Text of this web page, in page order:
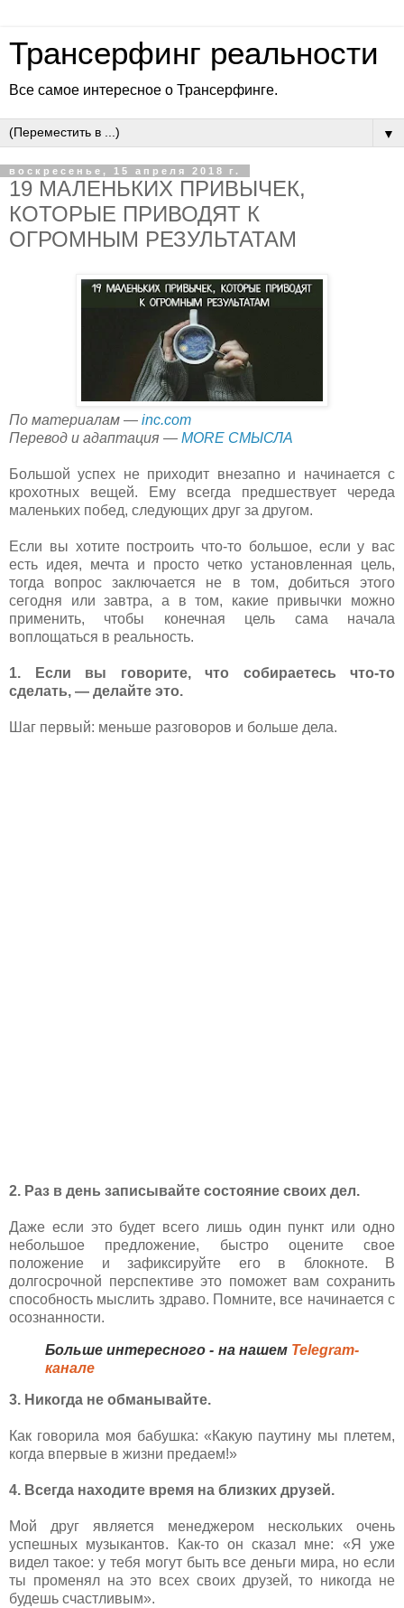
Трансерфинг реальности
Все самое интересное о Трансерфинге.
▼
воскресенье, 15 апреля 2018 г.
19 МАЛЕНЬКИХ ПРИВЫЧЕК,
КОТОРЫЕ ПРИВОДЯТ К
ОГРОМНЫМ РЕЗУЛЬТАТАМ
По материалам — inc.com
Перевод и адаптация — MORE СМЫСЛА
Большой успех не приходит внезапно и начинается с
крохотных вещей. Ему всегда предшествует череда
маленьких побед, следующих друг за другом.
Если вы хотите построить что-то большое, если у вас
есть идея, мечта и просто четко установленная цель,
тогда вопрос заключается не в том, добиться этого
сегодня или завтра, а в том, какие привычки можно
применить, чтобы конечная цель сама начала
воплощаться в реальность.
1. Если вы говорите, что собираетесь что-то
сделать, — делайте это.
Шаг первый: меньше разговоров и больше дела.
2. Раз в день записывайте состояние своих дел.
Даже если это будет всего лишь один пункт или одно
небольшое предложение, быстро оцените свое
положение и зафиксируйте его в блокноте. В
долгосрочной перспективе это поможет вам сохранить
способность мыслить здраво. Помните, все начинается с
осознанности.
Больше интересного - на нашем Telegram-
канале
3. Никогда не обманывайте.
Как говорила моя бабушка: «Какую паутину мы плетем,
когда впервые в жизни предаем!»
4. Всегда находите время на близких друзей.
Мой друг является менеджером нескольких очень
успешных музыкантов. Как-то он сказал мне: «Я уже
видел такое: у тебя могут быть все деньги мира, но если
ты променял на это всех своих друзей, то никогда не
будешь счастливым».